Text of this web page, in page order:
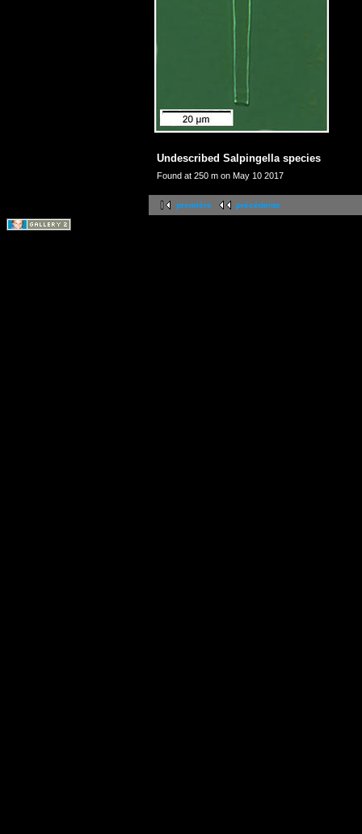
Undescribed Salpingella species
Found at 250 m on May 10 2017
première précédente